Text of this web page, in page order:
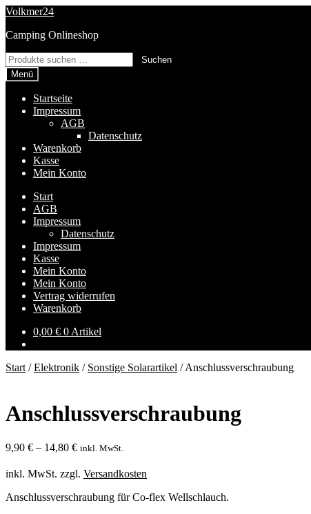
Zur
springen
Zum
springen
Volkmer24
Camping Onlineshop
Suchen
nach:
Suchen
Menü
Startseite
Impressum
AGB
Datenschutz
Warenkorb
Kasse
Mein Konto
Start
AGB
Impressum
Datenschutz
Impressum
Kasse
Mein Konto
Mein Konto
Vertrag widerrufen
Warenkorb
0,00 € 0 Artikel
Start /Elektronik / Sonstige Solarartikel /Anschlussverschraubung
Anschlussverschraubung
9,90 € – 14,80 € inkl. MwSt.
inkl. MwSt. zzgl. Versandkosten
Anschlussverschraubung für Co-flex Wellschlauch.